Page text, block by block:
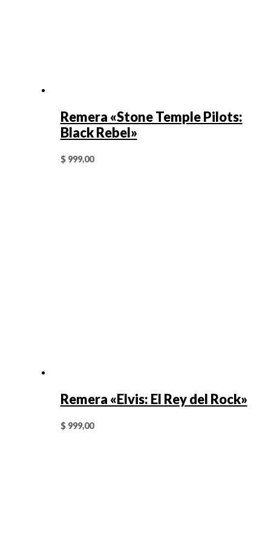
Remera «Stone Temple Pilots:
Black Rebel»
$999,00
Remera «Elvis: El Rey del Rock»
$999,00